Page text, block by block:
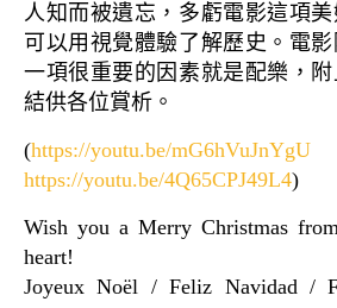
人知而被遺忘，多虧電影這項
可以用視覺體驗了解歷史。電
一項很重要的因素就是配樂，
結供各位賞析。
(https://youtu.be/mG6hVuJnYgU
https://youtu.be/4Q65CPJ49L4)
Wish you a Merry Christmas
heart!
Joyeux Noël / Feliz Navidad /